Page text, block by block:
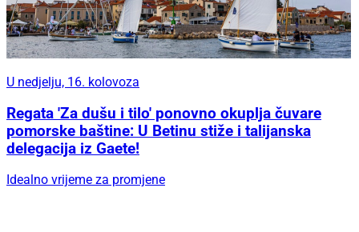
U nedjelju, 16. kolovoza
Regata 'Za dušu i tilo' ponovno okuplja čuvare
pomorske baštine: U Betinu stiže i talijanska
delegacija iz Gaete!
Idealno vrijeme za promjene